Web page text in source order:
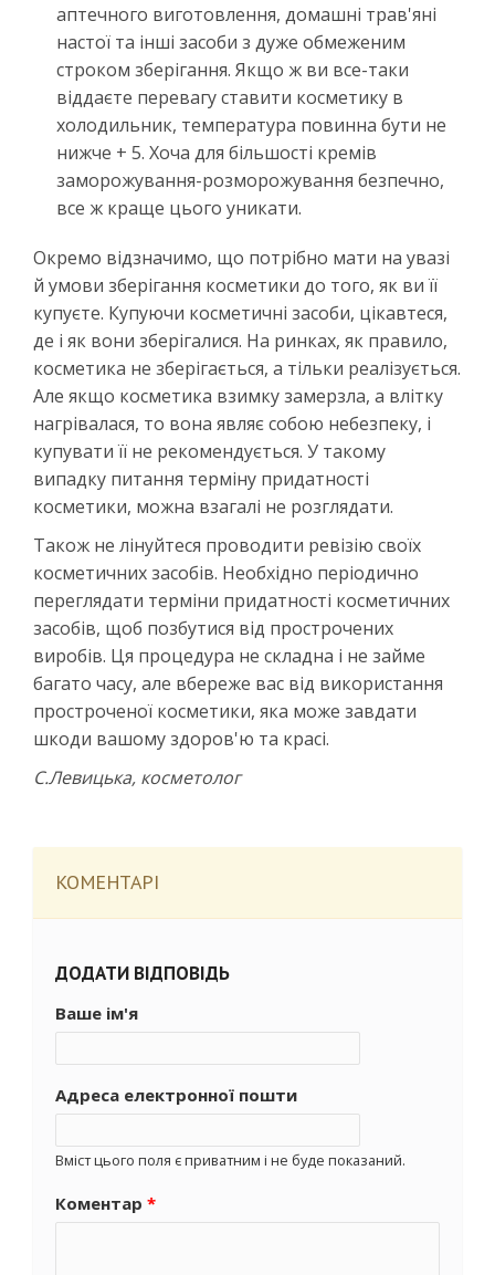
аптечного виготовлення, домашні трав'яні
настої та інші засоби з дуже обмеженим
строком зберігання. Якщо ж ви все-таки
віддаєте перевагу ставити косметику в
холодильник, температура повинна бути не
нижче + 5. Хоча для більшості кремів
заморожування-розморожування безпечно,
все ж краще цього уникати.
Окремо відзначимо, що потрібно мати на увазі
й умови зберігання косметики до того, як ви її
купуєте. Купуючи косметичні засоби, цікавтеся,
де і як вони зберігалися. На ринках, як правило,
косметика не зберігається, а тільки реалізується.
Але якщо косметика взимку замерзла, а влітку
нагрівалася, то вона являє собою небезпеку, і
купувати її не рекомендується. У такому
випадку питання терміну придатності
косметики, можна взагалі не розглядати.
Також не лінуйтеся проводити ревізію своїх
косметичних засобів. Необхідно періодично
переглядати терміни придатності косметичних
засобів, щоб позбутися від прострочених
виробів. Ця процедура не складна і не займе
багато часу, але вбереже вас від використання
простроченої косметики, яка може завдати
шкоди вашому здоров'ю та красі.
С.Левицька, косметолог
КОМЕНТАРІ
ДОДАТИ ВІДПОВІДЬ
Ваше ім'я
Адреса електронної пошти
Вміст цього поля є приватним і не буде показаний.
Коментар *